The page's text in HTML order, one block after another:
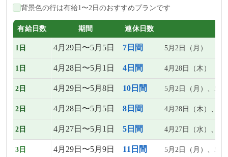
背景色の行は有給1〜2日のおすすめプランです
有給日数 期間 連休日数
1日 4月29日〜5月5日 7日間 5月2日（月）
1日 4月28日〜5月1日 4日間 4月28日（木）
2日 4月29日〜5月8日 10日間 5月2日（月）、5月
2日 4月28日〜5月5日 8日間 4月28日（木）、5
2日 4月27日〜5月1日 5日間 4月27日（水）、4
3日 4月29日〜5月9日 11日間 5月2日（月）、5月